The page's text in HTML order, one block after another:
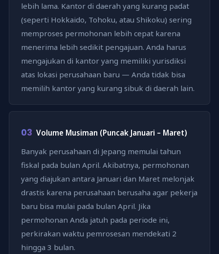
lebih lama. Kantor di daerah yang kurang padat
(seperti Hokkaido, Tohoku, atau Shikoku) sering
memproses permohonan lebih cepat karena
menerima lebih sedikit pengajuan. Anda harus
mengajukan di kantor yang memiliki yurisdiksi
atas lokasi perusahaan baru — Anda tidak bisa
memilih kantor yang kurang sibuk di daerah lain.
03 Volume Musiman (Puncak Januari – Maret)
Banyak perusahaan di Jepang memulai tahun
fiskal pada bulan April. Akibatnya, permohonan
yang diajukan antara Januari dan Maret melonjak
drastis karena perusahaan berusaha agar pekerja
baru bisa mulai pada bulan April. Jika
permohonan Anda jatuh pada periode ini,
perkirakan waktu pemrosesan mendekati 2
hingga 3 bulan.